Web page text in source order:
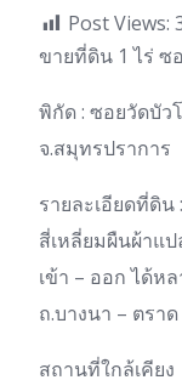
Post Views:
ขายที่ดิน 1 ไร่ ซ
พิกัด : ซอยวัดบัวโ
จ.สมุทรปราการ
รายละเอียดที่ดิ
สี่เหลี่ยมผืนผ้าแ
เข้า – ออก ได้ห
ถ.บางนา – ตราด
สถานที่ใกล้เคียง